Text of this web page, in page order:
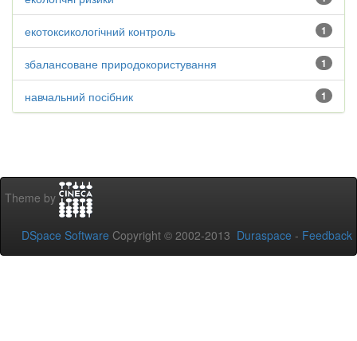
1
екотоксикологічний контроль
1
збалансоване природокористування
1
навчальний посібник
Theme by
DSpace Software Copyright © 2002-2013 Duraspace - Feedback